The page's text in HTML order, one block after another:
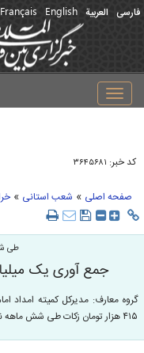
فارسی العربیة English
Français
Toggle
navigation
کد خبر: ۳۶۴۵۶۸۱
صفحه اصلی » شعب استانی »
طی
جمع آوری یک
گروه معارف: مدیرکل کمیته امداد
۴۱۵ هزار تومان زکات طی شش ماهه نخست امسال خبر داد.